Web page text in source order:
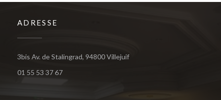
ADRESSE
3bis Av. de Stalingrad, 94800 Villejuif((öffnet ein neues Fenster))
01 55 53 37 67